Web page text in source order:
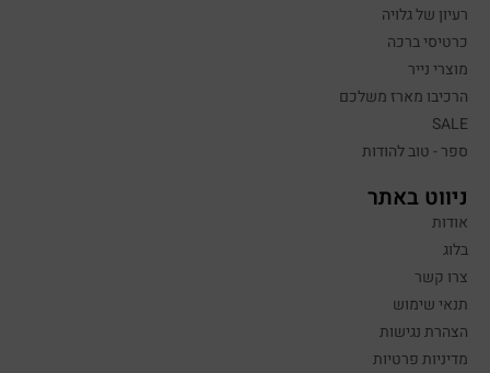
רעיון של גלויה
כרטיסי ברכה
מוצרי נייר
הרכיבו מארז משלכם
SALE
ספר - טוב להודות
ניווט באתר
אודות
בלוג
צרו קשר
תנאי שימוש
הצהרת נגישות
מדיניות פרטיות